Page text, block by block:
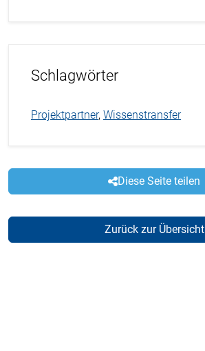
Schlagwörter
Projektpartner, Wissenstransfer
Diese Seite teilen
Zurück zur Übersicht